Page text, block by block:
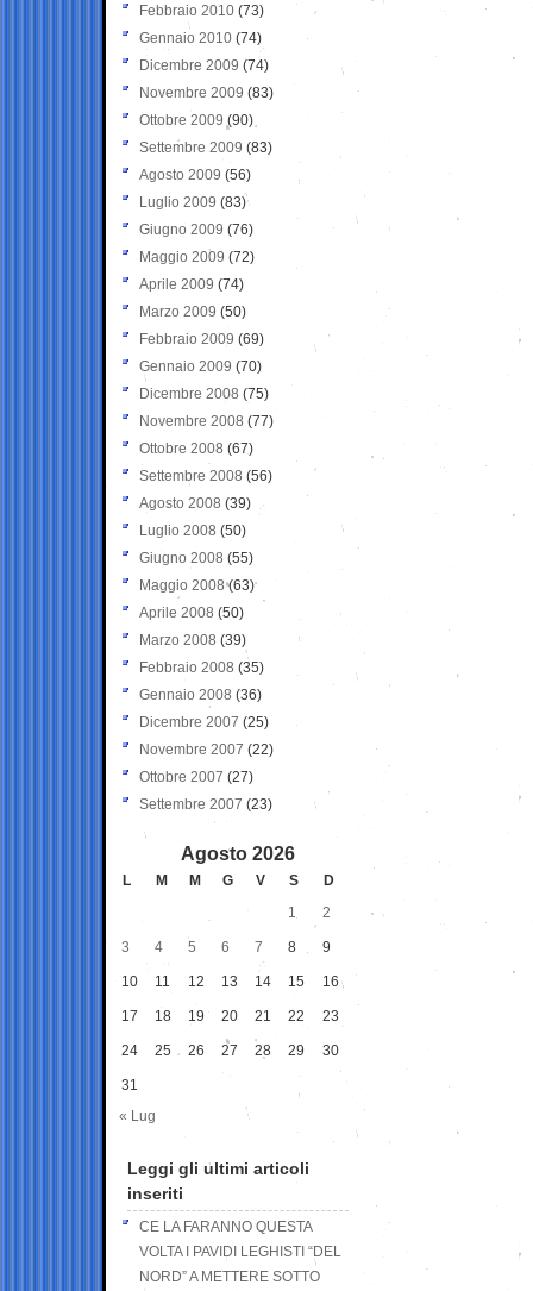
Febbraio 2010 (73)
Gennaio 2010 (74)
Dicembre 2009 (74)
Novembre 2009 (83)
Ottobre 2009 (90)
Settembre 2009 (83)
Agosto 2009 (56)
Luglio 2009 (83)
Giugno 2009 (76)
Maggio 2009 (72)
Aprile 2009 (74)
Marzo 2009 (50)
Febbraio 2009 (69)
Gennaio 2009 (70)
Dicembre 2008 (75)
Novembre 2008 (77)
Ottobre 2008 (67)
Settembre 2008 (56)
Agosto 2008 (39)
Luglio 2008 (50)
Giugno 2008 (55)
Maggio 2008(63)
Aprile 2008 (50)
Marzo 2008 (39)
Febbraio 2008 (35)
Gennaio 2008 (36)
Dicembre 2007 (25)
Novembre 2007 (22)
Ottobre 2007 (27)
Settembre 2007 (23)
Agosto 2026
L M M G V S
D
1
2
3 4 5 6 7 8 9
10 11 12 13 14 15 16
17 18 19 20 21 22 23
24 25 26 27 28 29 30
31
« Lug
Leggi gli ultimi articoli
inseriti
CE LA FARANNO QUESTA
VOLTA I PAVIDI LEGHISTI “DEL
NORD” A METTERE SOTTO